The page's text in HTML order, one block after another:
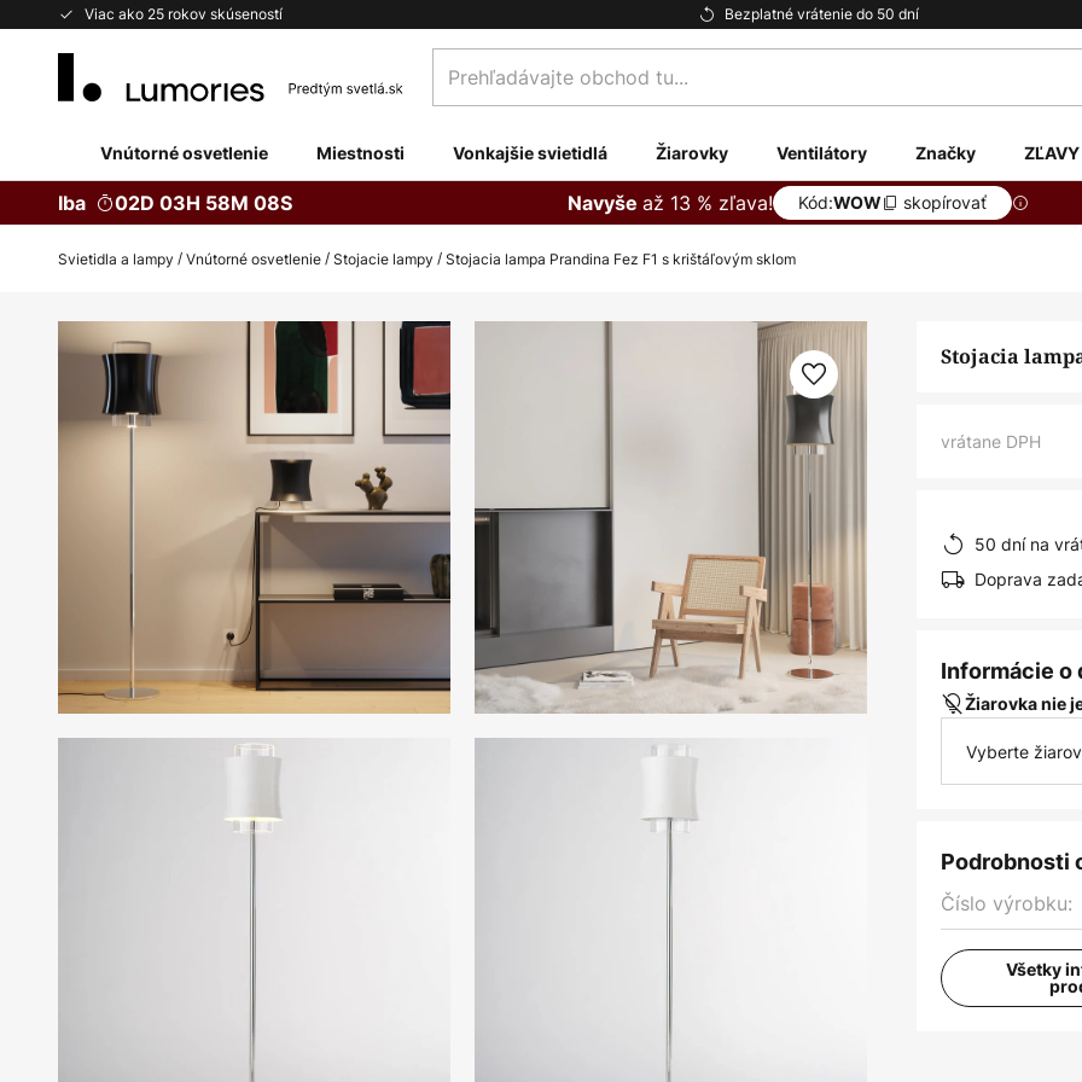
Viac ako 25 rokov skúseností Bezplatné vrátenie do 50 dní
Skip
Prehľadávajte
obchod
Vnútorné osvetlenie Miestnosti Vonkajšie svietidlá Žiarovky Ventilátory Značky ZĽAVY
Iba 02D 03H 58M 07S Navyše až 13 % zľava! Kód:WOW skopírovať
Svietidla a lampy Vnútorné osvetlenie Stojacie lampy Stojacia lampa Prandina Fez F1 s krištáľovým sklom
Preskočiť
koniec
galérie
Stojacia
vrátane DPH
50 dní na
Doprava
Informácie o
Žiarovka nie
Vyberte
Podrobnosti
Číslo výrobku:
Všetky